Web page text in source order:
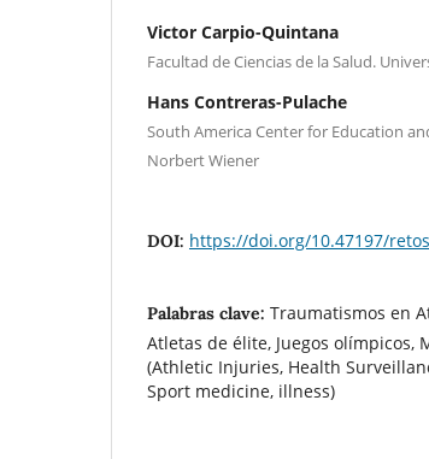
Victor Carpio-Quintana
Facultad de Ciencias de la Salud.
Hans Contreras-Pulache
South America Center for Education
Norbert Wiener
DOI: https://doi.org/10.47197/
Palabras clave: Traumatismos en
Atletas de élite, Juegos olímpicos,
(Athletic Injuries, Health
Sport medicine, illness)